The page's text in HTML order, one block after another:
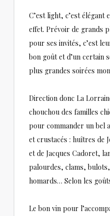
C’est light, c’est
effet. Prévoir de grands
pour ses invités, c’est
bon goût et d’un certain
plus grandes soirées
Direction donc La
chouchou des familles
pour commander un bel
et crustacés : huîtres de
et de Jacques Cadoret,
palourdes, clams,
homards… Selon les
Le bon vin pour